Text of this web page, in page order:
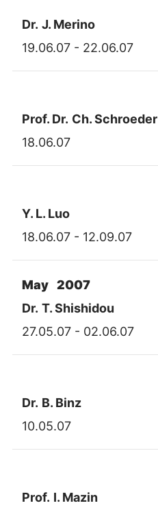
Dr. J. Merino
19.06.07 - 22.06.07
Prof. Dr. Ch. Schroeder
18.06.07
Y. L. Luo
18.06.07 - 12.09.07
May 2007
Dr. T. Shishidou
27.05.07 - 02.06.07
Dr. B. Binz
10.05.07
Prof. I. Mazin